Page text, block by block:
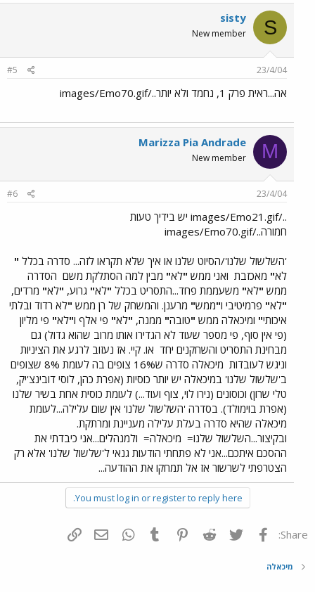
S
sisty
New member
23/4/04
#5
אה...ראית פרק 1, נחמד ולא יותר../images/Emo70.gif
M
Marizza Pia Andrade
New member
23/4/04
#6
../images/Emo21.gif יש בידיך טעות
חמורה../images/Emo70.gif
'השלשול שלנו'/הסיוט שלנו או איך שלא תקראו לזה... סדרה בכלל "
לא" מאכזבת ואני ממש "לא" מבין למה הסתלקת משם הסדרה
ממש "לא" משעממת פחד...התסריט בכלל "לא" גרוע, "לא" מרדים,
"לא" פרמיטיבי ו"ממש" מרענן. והמשחק של רן ממש "לא רדוד ובלתי
איכותי" ומיכאלה ממש "טובה" ממנה, "לא" פי אלף ו"לא" פי מליון
(פי אין סוף, פי מספר שעוד לא הגדירו אותו מרוב שהוא גדול) גם
מבחינת התסריט והשחקנים יחד או. קיי. אז נעזוב לרגע את הציניות
וניגש לעובדות
מיכאלה סדרה ש16% צופים בה לעומת 8% שצופים
ב'שלשול שלנו' במיכאלה יש יותר כוסיות (אפרת כהן, לוסי דובינצ'יק,
טלי שרון) וכוסונים (נירו לוי, צוף ועוד...) לעומת כוסית אחת בשיר שלנו
(אפרת בוימולד). בסדרה 'השלשול שלנו' אין שום עלילה...לעומת
מיכאלה שהיא סדרה בעלת עלילה מעניינת ומרתקת.
ובקיצור...השלשול שלנו= מיכאלה= ולמנהלים...אני כיבדתי את
ההסכם איתכם...אני לא פתחתי הודעות גנאי ל'שלשול שלנו' אלא רק
הצטרפתי לשרשור אז אל תמחקו את ההודעה...
You must log in or register to reply here.
Share: פייסבוק Twitter
Reddit
Pinterest
Tumblr
WhatsAppדואר אלקטרוני
מיכאלה